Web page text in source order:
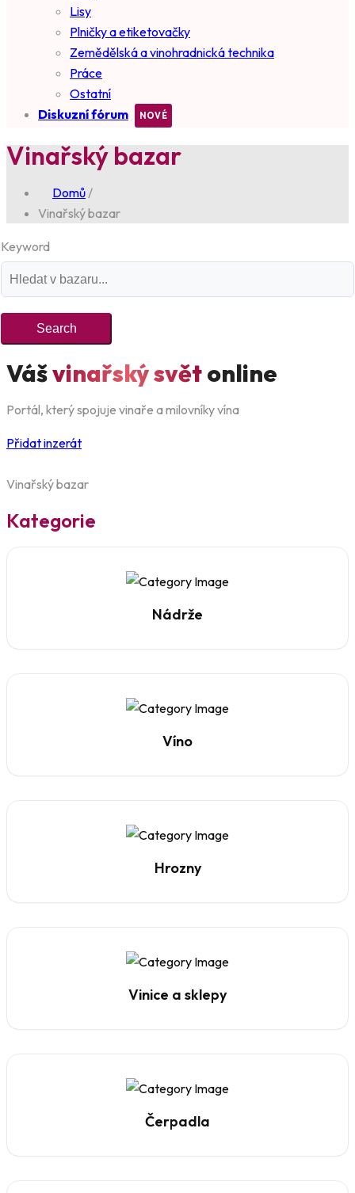
Lisy
Plničky a etiketovačky
Zemědělská a vinohradnická technika
Práce
Ostatní
Diskuzní fórum
Vinařský bazar
Domů /
Vinařský bazar
Keyword
Search
Vášvinařský světonline
Portál, který spojuje vinaře a milovníky vína
Přidat inzerát
Vinařský bazar
Kategorie
Nádrže
Víno
Hrozny
Vinice a sklepy
Čerpadla